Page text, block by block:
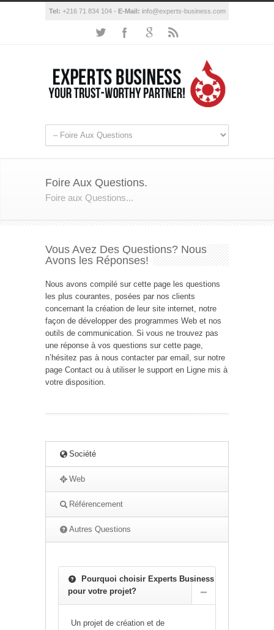
Tel: +216 71 834 104 - E-Mail: info@experts-business.com
Foire Aux Questions.
Foire aux Questions...
Vous Avez Des Questions? Nous
Avons les Réponses!
Nous avons compilé sur cette page les questions
les plus courantes, posées par nos clients
concernant la création de leur site internet, notre
façon de développer des programmes Web et nos
outils de communication. Si vous ne trouvez pas
une réponse à vos questions sur cette page,
n’hésitez pas à nous contacter par email, sur notre
page Contact ou à utiliser le support en Ligne mis à
votre disposition.
Société
Web
Référencement
Autres Questions
Pourquoi choisir Experts Business
pour votre projet?
Un projet de création et de